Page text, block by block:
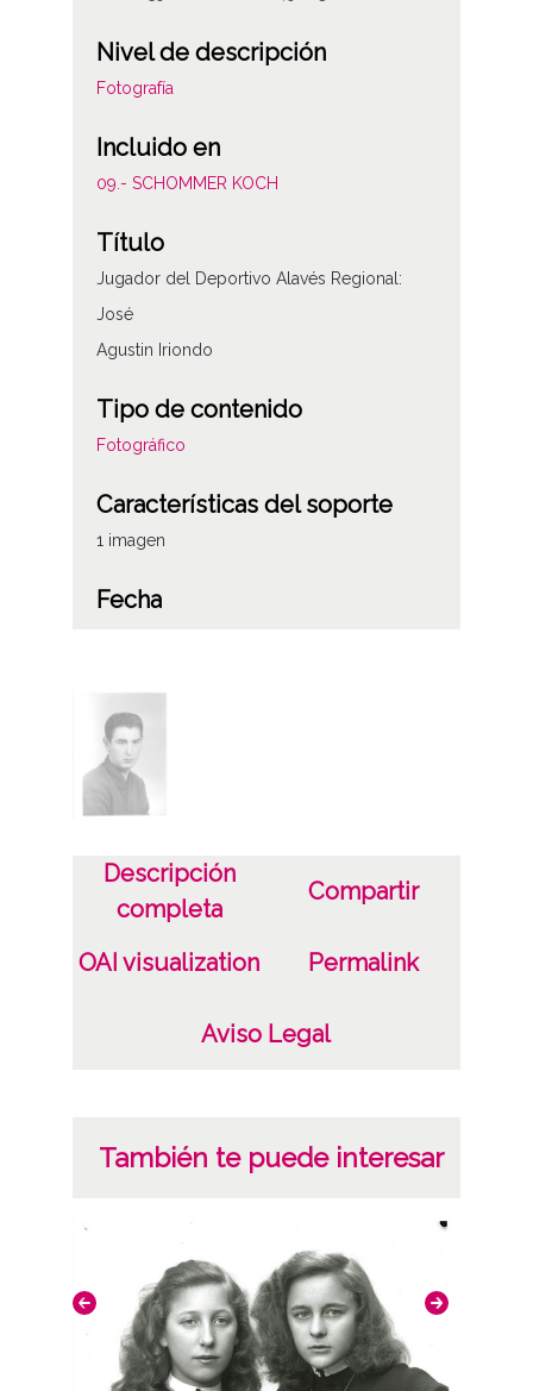
Nivel de descripción
Fotografía
Incluido en
09.- SCHOMMER KOCH
Título
Jugador del Deportivo Alavés Regional:
José
Agustin Iriondo
Tipo de contenido
Fotográfico
Características del soporte
1 imagen
Fecha
Notas
Signatura anterior: Sign celuloide 2830
Licencia de las imágenes
Descripción
completa
Compartir
OAI visualization Permalink
Aviso Legal
También te puede interesar